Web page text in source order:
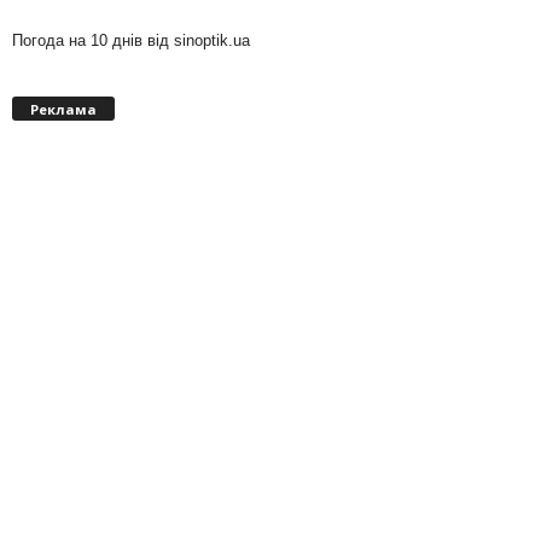
Погода на 10 днів від sinoptik.ua
Реклама